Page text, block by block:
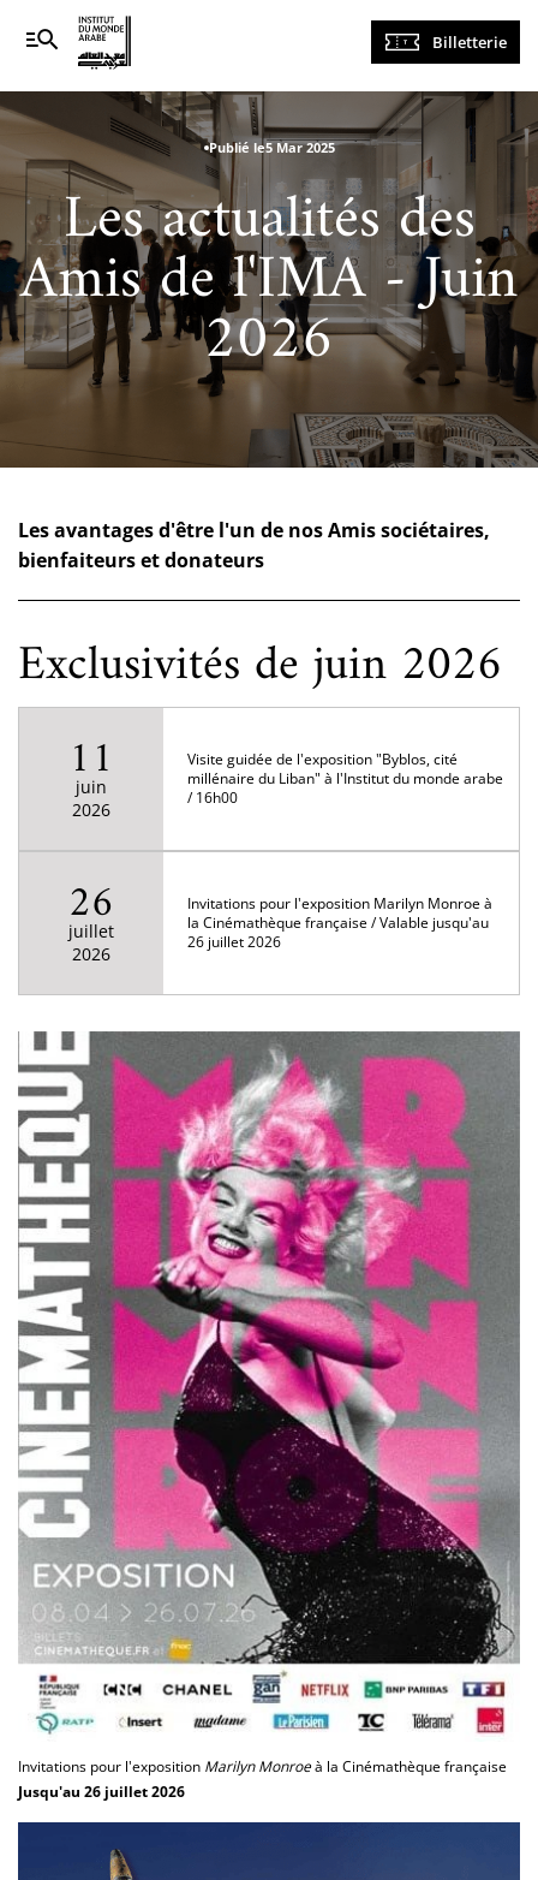
Navigation
principale
Billetterie
Publié le5 Mar 2025
Les actualités des
Amis de l'IMA - Juin
2026
Les avantages d'être l'un de nos Amis sociétaires,
bienfaiteurs et donateurs
Exclusivités de juin 2026
11
juin
2026
Visite guidée de l'exposition "Byblos, cité
millénaire du Liban" à l'Institut du monde arabe
/ 16h00
26
juillet
2026
Invitations pour l'exposition Marilyn Monroe à
la Cinémathèque française / Valable jusqu'au
26 juillet 2026
Invitations pour l'exposition Marilyn Monroeà la Cinémathèque française
Jusqu'au 26 juillet 2026